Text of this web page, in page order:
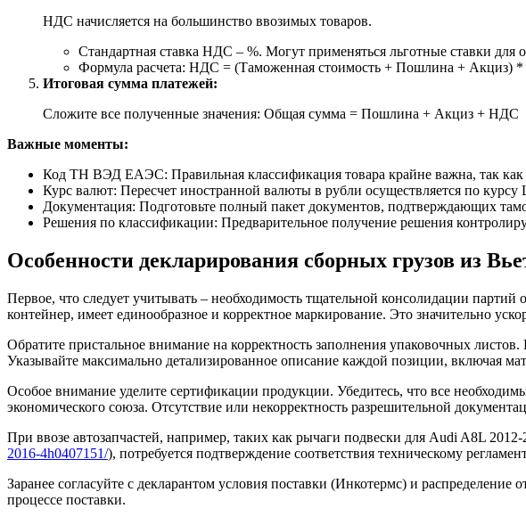
НДС начисляется на большинство ввозимых товаров.
Стандартная ставка НДС – %. Могут применяться льготные ставки для
Формула расчета: НДС = (Таможенная стоимость + Пошлина + Акциз)
Итоговая сумма платежей:
Сложите все полученные значения: Общая сумма = Пошлина + Акциз + НДС
Важные моменты:
Код ТН ВЭД ЕАЭС: Правильная классификация товара крайне важна, так как
Курс валют: Пересчет иностранной валюты в рубли осуществляется по
Документация: Подготовьте полный пакет документов, подтверждающих
Решения по классификации: Предварительное получение решения
Особенности декларирования сборных грузов из
Первое, что следует учитывать – необходимость тщательной консолидации
контейнер, имеет единообразное и корректное маркирование. Это значительно
Обратите пристальное внимание на корректность заполнения упаковочных
Указывайте максимально детализированное описание каждой позиции, включая
Особое внимание уделите сертификации продукции. Убедитесь, что все
экономического союза. Отсутствие или некорректность разрешительной
При ввозе автозапчастей, например, таких как рычаги подвески для Audi A8L 2012-
2016-4h0407151/), потребуется подтверждение соответствия техническому
Заранее согласуйте с декларантом условия поставки (Инкотермс) и
процессе поставки.